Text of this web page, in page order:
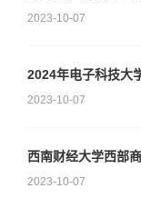
2023-10-07
2023-10-07
2023-10-07